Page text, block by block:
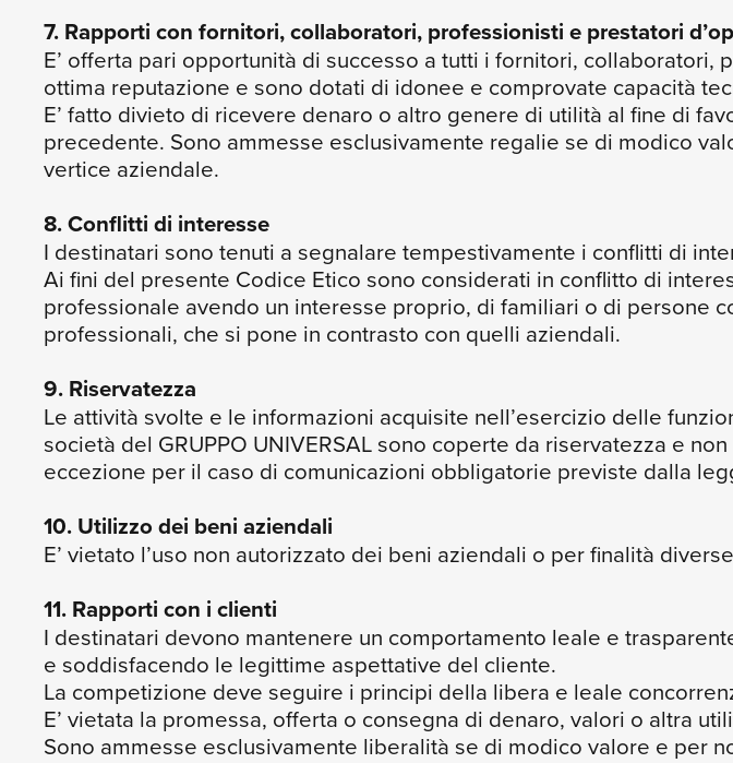
7. Rapporti con fornitori, collaboratori, professionisti e prestatori
E’ offerta pari opportunità di successo a tutti i fornitori,
ottima reputazione e sono dotati di idonee e comprovate capacità
E’ fatto divieto di ricevere denaro o altro genere di utilità al fine di
precedente. Sono ammesse esclusivamente regalie se di modico
vertice aziendale.
8. Conflitti di interesse
I destinatari sono tenuti a segnalare tempestivamente i conflitti di
Ai fini del presente Codice Etico sono considerati in conflitto di
professionale avendo un interesse proprio, di familiari o di persone
professionali, che si pone in contrasto con quelli aziendali.
9. Riservatezza
Le attività svolte e le informazioni acquisite nell’esercizio delle
società del GRUPPO UNIVERSAL sono coperte da riservatezza e
eccezione per il caso di comunicazioni obbligatorie previste dalla
10. Utilizzo dei beni aziendali
E’ vietato l’uso non autorizzato dei beni aziendali o per finalità
11. Rapporti con i clienti
I destinatari devono mantenere un comportamento leale e
e soddisfacendo le legittime aspettative del cliente.
La competizione deve seguire i principi della libera e leale
E’ vietata la promessa, offerta o consegna di denaro, valori o altra
Sono ammesse esclusivamente liberalità se di modico valore e per